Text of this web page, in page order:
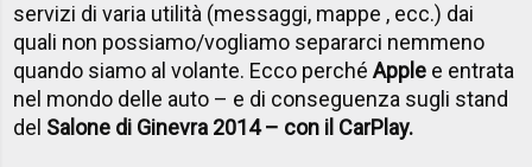
servizi di varia utilità (messaggi, mappe , ecc.) dai
quali non possiamo/vogliamo separarci nemmeno
quando siamo al volante. Ecco perchéApple e entrata
nel mondo delle auto – e di conseguenza sugli stand
del Salone di Ginevra 2014 – con il CarPlay.